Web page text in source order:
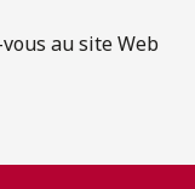
au site Web